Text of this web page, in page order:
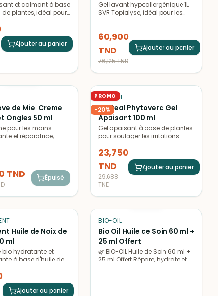
et calmant à base
de plantes, idéal pour
Adapté
de peau.
Ajouter au panier
Gel lavant hypoallergénique 1L
SVR Topialyse, idéal pour les
film hydrolipidique de la peau.
60,900
TND
76,125TND
Ajouter au panier
ÉPUISÉ
de Miel Creme
Ongles 50 ml
pour les mains
et réparatrice,
TND Épuisé
PROMO
-20%
PHYTÉAL
Phyteal Phytovera Gel
Apaisant 100 ml
Gel apaisant à base de plantes
pour soulager les irritations
démangeaisons. Lutte contre
les rougeurs et les sensations
d'inconfort.
23,750
TND
29,688
TND
Ajouter au panier
Huile de Noix de
ml
bio hydratante et
à base d'huile de
de votre peau en
Ajouter au panier
ÉPUISÉ
BIO-OIL
Bio Oil Huile de Soin 60 ml +
25 ml Offert
🌿 BIO-OIL Huile de Soin 60 ml +
25 ml Offert Répare, hydrate et